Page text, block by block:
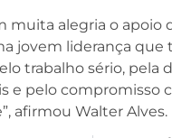
muita alegria o apoio
jovem liderança que
trabalho sério, pela
e pelo compromisso
afirmou Walter Alves.